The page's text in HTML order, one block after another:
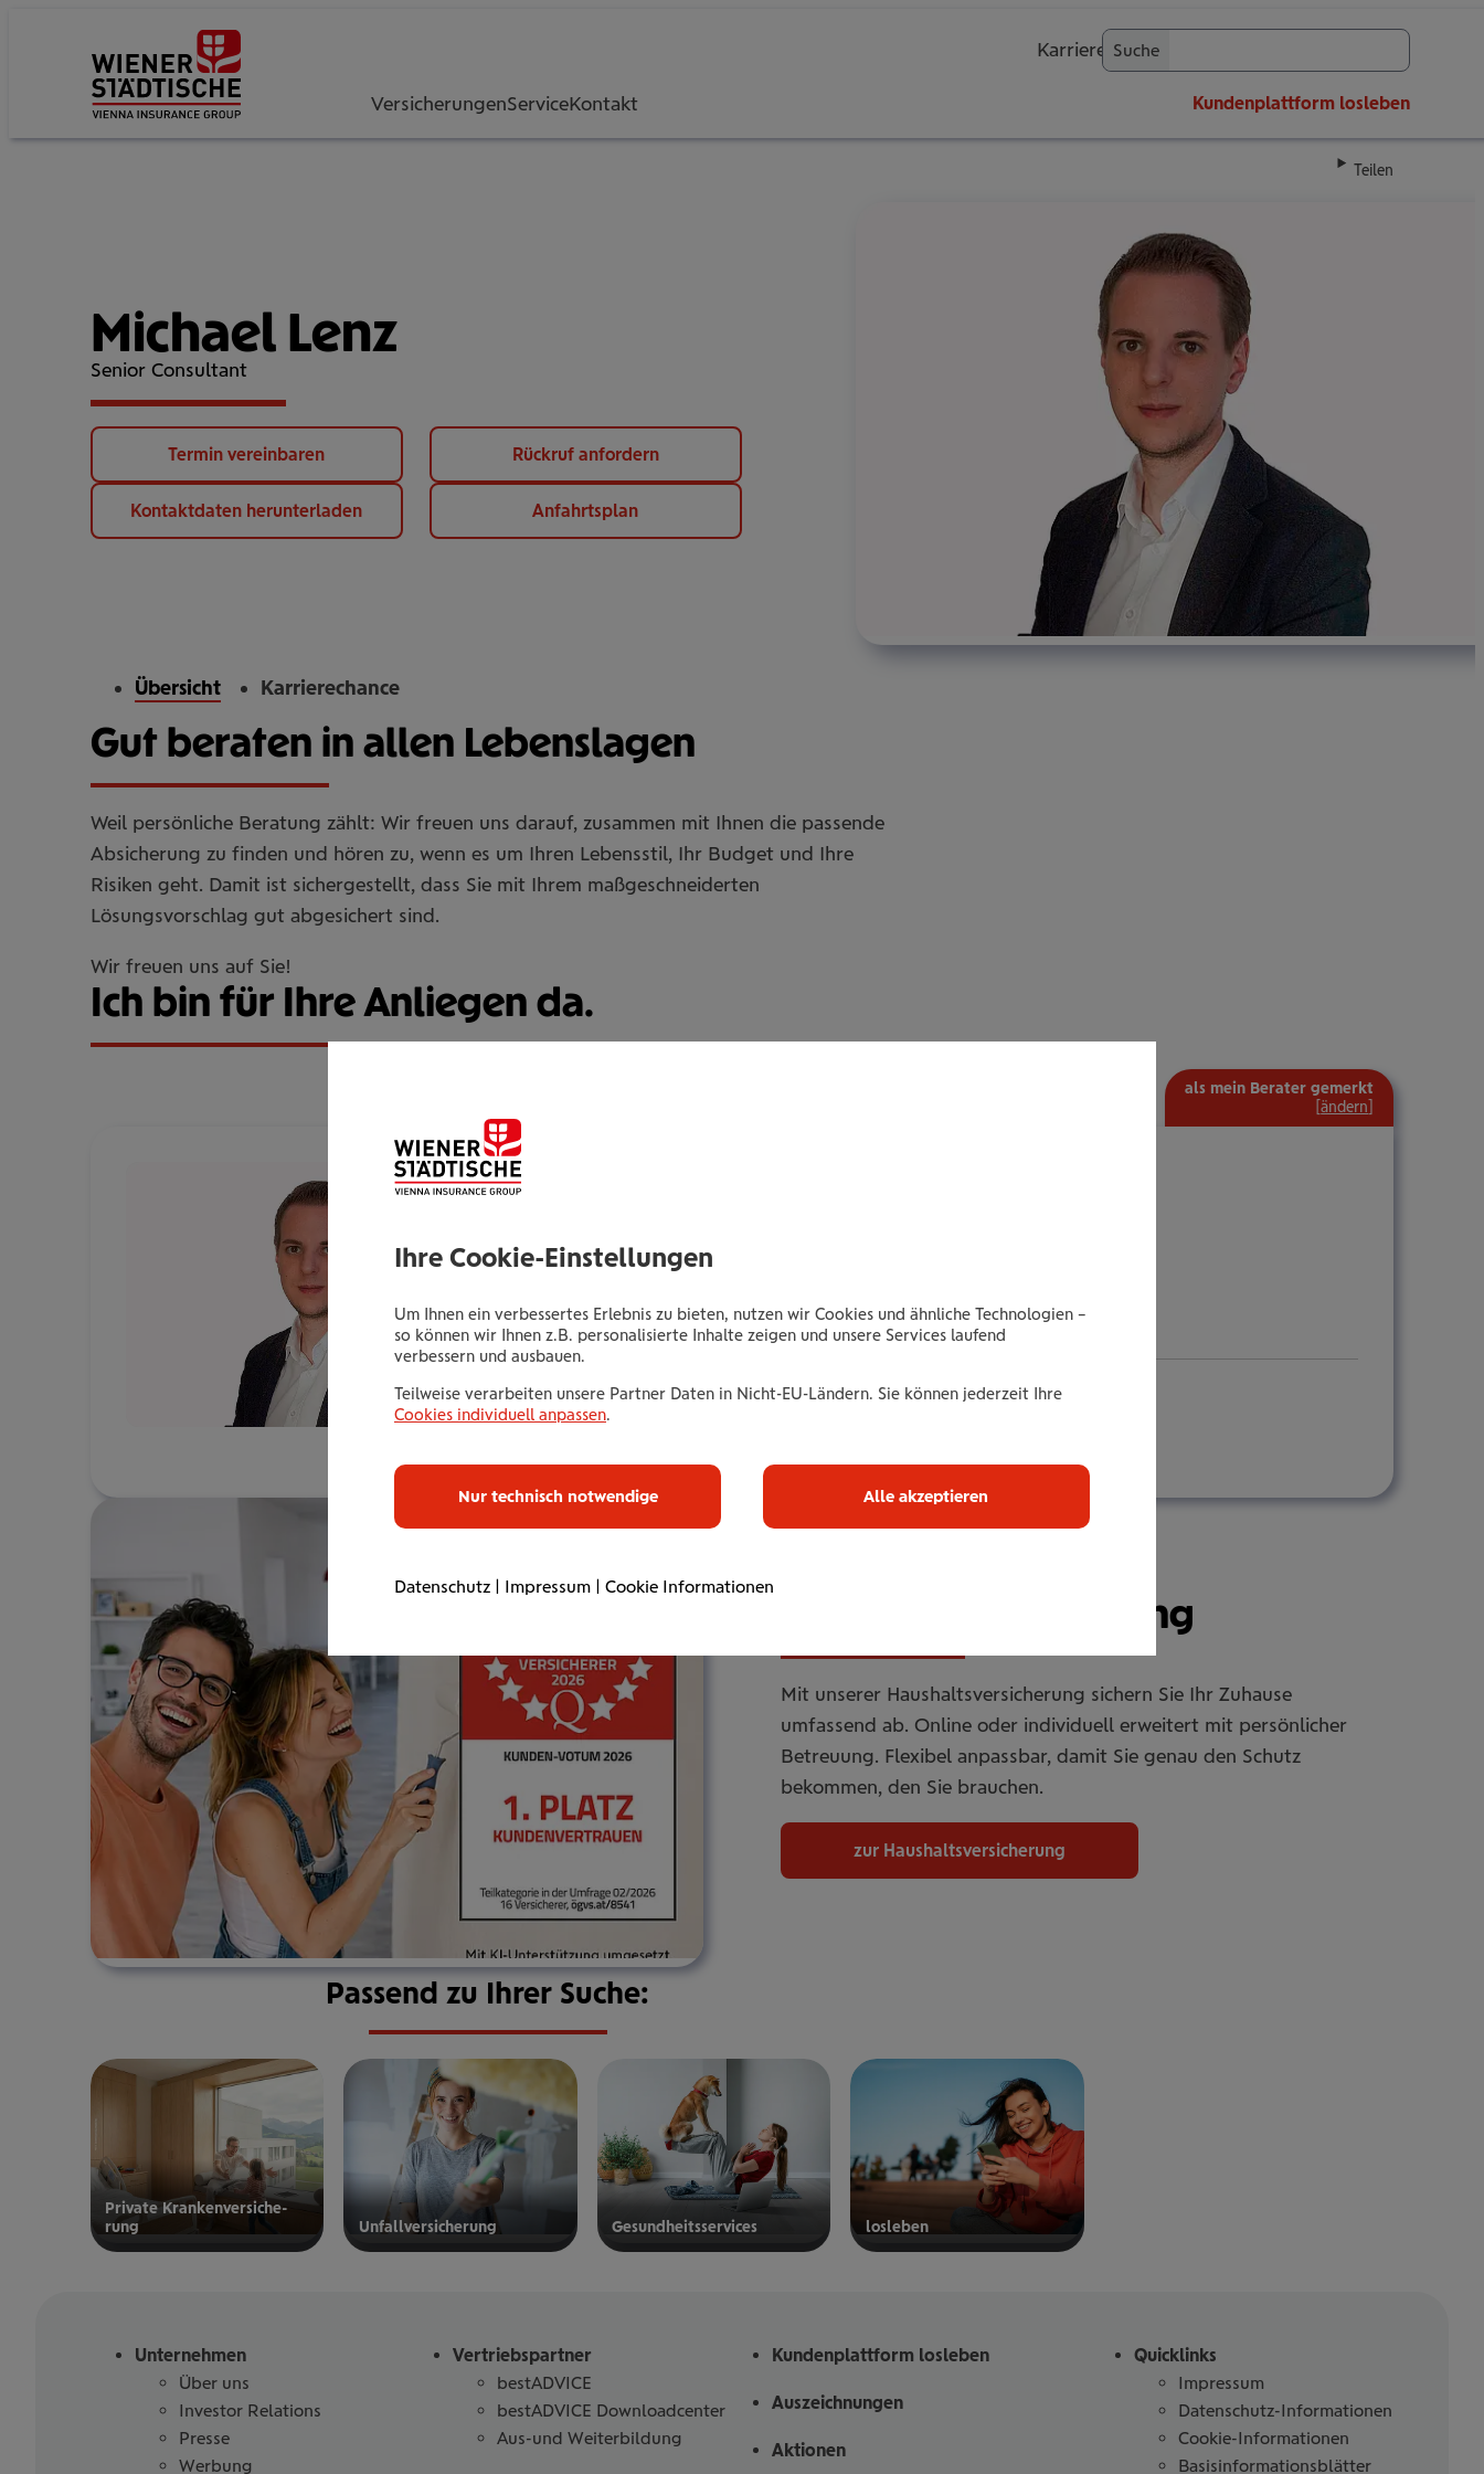
VersicherungenServiceKontakt
Karriere Suche
Kundenplattform losleben
Teilen
Michael Lenz
Senior Consultant
Termin vereinbaren Rückruf anfordern
Kontaktdaten herunterladen Anfahrtsplan
Übersicht Karrierechance
Gut beraten in allen Lebenslagen
Weil persönliche Beratung zählt: Wir freuen uns darauf, zusammen mit Ihnen die passende
Absicherung zu finden und hören zu, wenn es um Ihren Lebensstil, Ihr Budget und Ihre
Risiken geht. Damit ist sichergestellt, dass Sie mit Ihrem maßgeschneiderten
Lösungsvorschlag gut abgesichert sind.
Wir freuen uns auf Sie!
Ich bin für Ihre Anliegen da.
7400 Oberwart
Tel.:+435035063823
Mobil:
als mein Berater gemerkt
[ändern
Haus­halts­ver­si­che­rung
Mit unserer Haushaltsversicherung sichern Sie Ihr Zuhause
umfassend ab. Online oder individuell erweitert mit persönlicher
Betreuung. Flexibel anpassbar, damit Sie genau den Schutz
bekommen, den Sie brauchen.
zur Haushaltsversicherung
Passend zu Ihrer Suche:
Private Kran­ken­­­ver­si­che­
rung
zur privaten
Unfall­ver­si­che­rung Gesund­heits­ser­vices los­le­ben
Unternehmen
Über uns
Investor Relations
Presse
Werbung
Vertriebspartner
bestADVICE
bestADVICE Downloadcenter
Aus-und Weiterbildung
Kundenplattform losleben
Auszeichnungen
Aktionen
Quicklinks
Impressum
Datenschutz-Informationen
Cookie-Informationen
Basisinformationsblätter
Ihre Cookie-Einstellungen
Um Ihnen ein verbessertes Erlebnis zu bieten, nutzen wir Cookies und ähnliche Technologien –
so können wir Ihnen z.B. personalisierte Inhalte zeigen und unsere Services laufend
verbessern und ausbauen.
Teilweise verarbeiten unsere Partner Daten in Nicht-EU-Ländern. Sie können jederzeit Ihre
Cookies individuell anpassen.
Nur technisch notwendige Alle akzeptieren
Datenschutz | Impressum | Cookie Informationen